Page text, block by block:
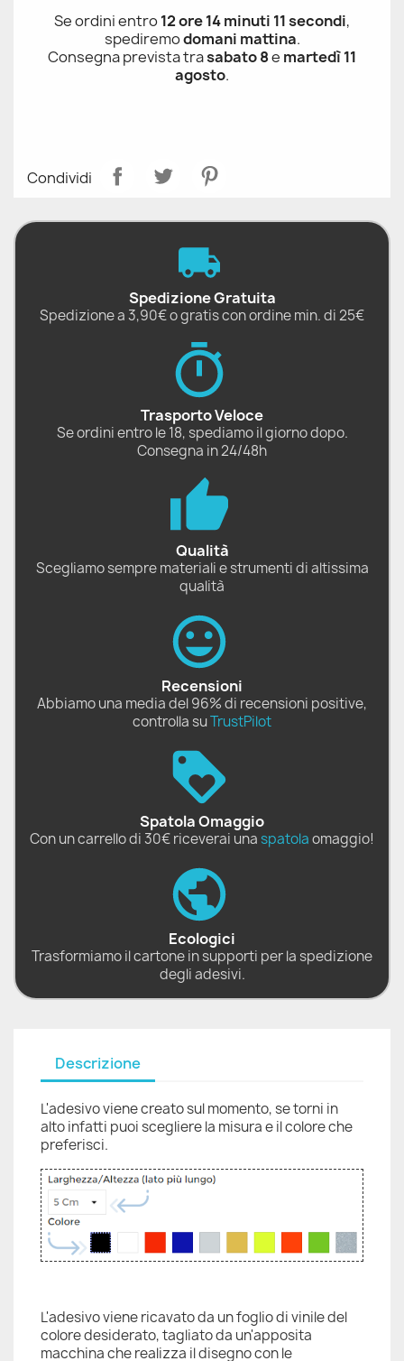
Se ordini entro12 ore 14 minuti 11 secondi,
spediremodomani mattina.
Consegna prevista trasabato 8e martedì 11
agosto.
Condividi
Spedizione Gratuita
Spedizione a 3,90€ o gratis con ordine min. di 25€
Trasporto Veloce
Se ordini entro le 18, spediamo il giorno dopo.
Consegna in 24/48h
Qualità
Scegliamo sempre materiali e strumenti di altissima
qualità
Recensioni
Abbiamo una media del 96% di recensioni positive,
controlla suTrustPilot
Spatola Omaggio
Con un carrello di 30€ riceverai una spatolaomaggio!
Ecologici
Trasformiamo il cartone in supporti per la spedizione
degli adesivi.
Descrizione
L'adesivo viene creato sul momento, se torni in
alto infatti puoi scegliere la misura e il colore che
preferisci.
L'adesivo viene ricavato da un foglio di vinile del
colore desiderato, tagliato da un'apposita
macchina che realizza il disegno con le